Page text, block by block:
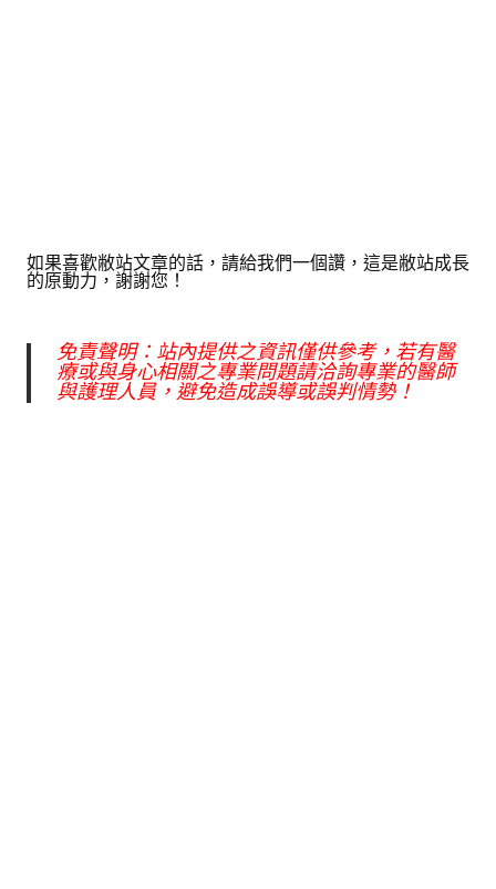
如果喜歡敝站文章的話，請給我們一個讚，這是敝站成長
的原動力，謝謝您！
免責聲明：站內提供之資訊僅供參考，若有醫
療或與身心相關之專業問題請洽詢專業的醫師
與護理人員，避免造成誤導或誤判情勢！